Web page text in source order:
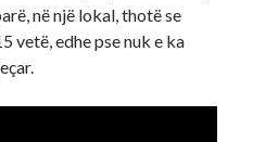
në një lokal, thotë se
vetë, edhe pse nuk e ka